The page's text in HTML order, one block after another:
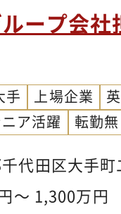
会計チーム
2名 その他 3
者が多く、
ープ会社
手 上場企業
ア活躍 転勤無
代田区大手
600万円～ 1,300万円